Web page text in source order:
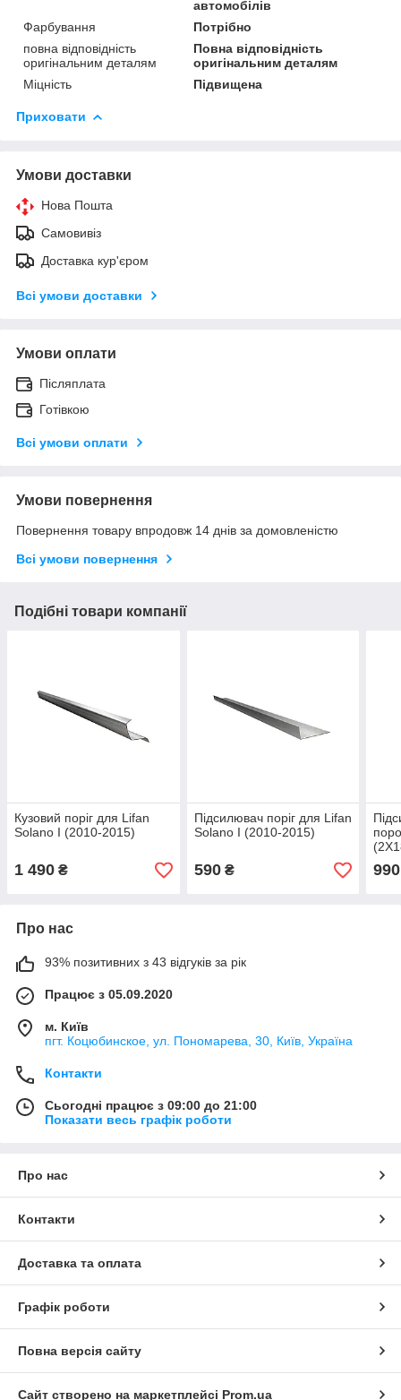
автомобілів
Фарбування
Потрібно
повна відповідність
оригінальним деталям
Повна відповідність
оригінальним деталям
Міцність
Підвищена
Приховати
Умови доставки
Нова Пошта
Самовивіз
Доставка кур'єром
Всі умови доставки
Умови оплати
Післяплата
Готівкою
Всі умови оплати
Умови повернення
Повернення товару впродовж 14 днів за домовленістю
Всі умови повернення
Подібні товари компанії
Кузовий поріг для Lifan
Solano I (2010-2015)
1 490 ₴
Підсилювач поріг для Lifan
Solano I (2010-2015)
590₴
I
990
Про нас
93% позитивних з 43 відгуків за рік
Працює з 05.09.2020
м. Київ
пгт. Коцюбинское, ул. Пономарева, 30, Київ, Україна
Контакти
Сьогодні працює з 09:00 до 21:00
Показати весь графік роботи
Про нас
Контакти
Доставка та оплата
Графік роботи
Повна версія сайту
Сайт створено на маркетплейсі Prom.ua